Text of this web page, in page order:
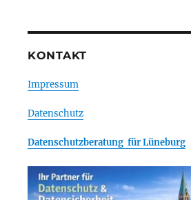
KONTAKT
Impressum
Datenschutz
Datenschutzberatung für Lüneburg